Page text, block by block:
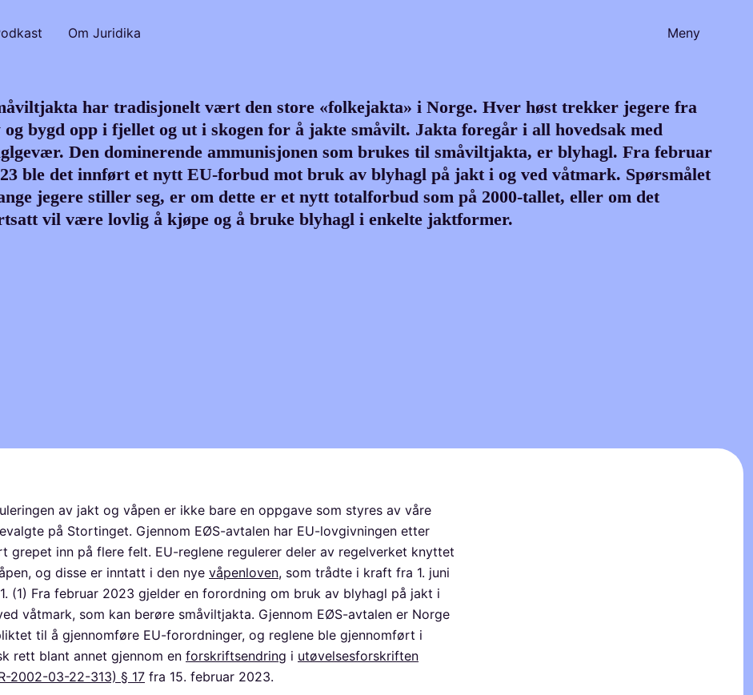
Om Juridika Meny
har tradisjonelt vært den store «folkejakta» i Norge. Hver høst trekker jegere fra
og bygd opp i fjellet og ut i skogen for å jakte småvilt. Jakta foregår i all hovedsak med
Den dominerende ammunisjonen som brukes til småviltjakta, er blyhagl. Fra februar
ble det innført et nytt EU-forbud mot bruk av blyhagl på jakt i og ved våtmark. Spørsmålet
jegere stiller seg, er om dette er et nytt totalforbud som på 2000-tallet, eller om det
vil være lovlig å kjøpe og å bruke blyhagl i enkelte jaktformer.
av jakt og våpen er ikke bare en oppgave som styres av våre
på Stortinget. Gjennom EØS-avtalen har EU-lovgivningen etter
grepet inn på flere felt. EU-reglene regulerer deler av regelverket knyttet
og disse er inntatt i den nye våpenloven, som trådte i kraft fra 1. juni
(1) Fra februar 2023 gjelder en forordning om bruk av blyhagl på jakt i
våtmark, som kan berøre småviltjakta. Gjennom EØS-avtalen er Norge
til å gjennomføre EU-forordninger, og reglene ble gjennomført i
rett blant annet gjennom en forskriftsendring i utøvelsesforskriften
2002-03-22-313) § 17 fra 15. februar 2023.